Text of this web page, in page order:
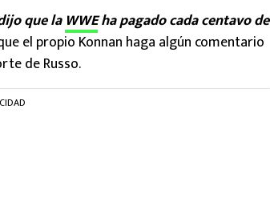
que laWWEha pagado cada centavo de
el propio Konnan haga algún comentario
de Russo.